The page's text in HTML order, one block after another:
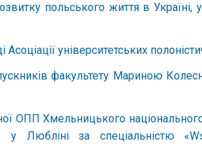
польського життя в
університетських
факультету Мариною
ОПП Хмельницького
Любліні за спеціальністю